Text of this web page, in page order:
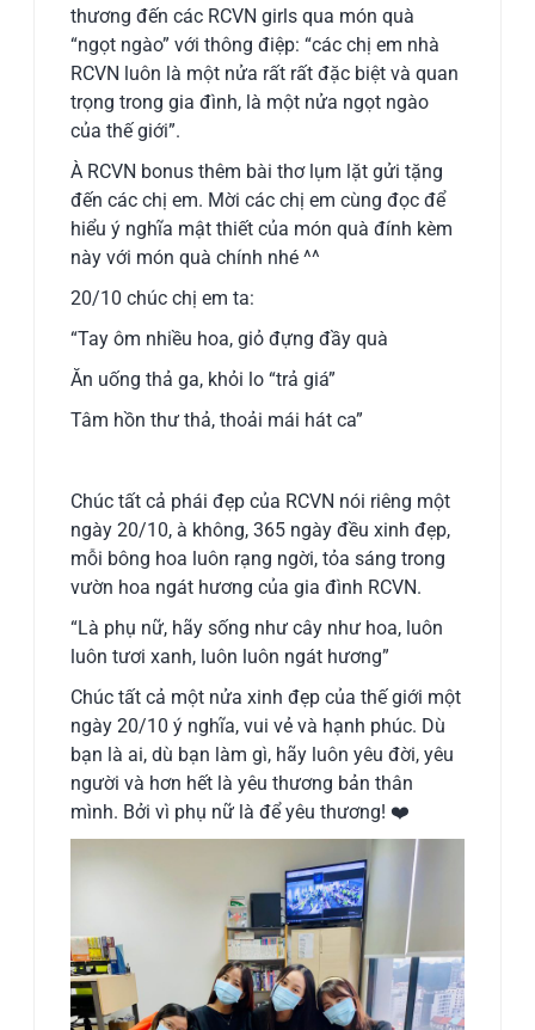
thương đến các RCVN girls qua món quà
“ngọt ngào” với thông điệp: “các chị em nhà
RCVN luôn là một nửa rất rất đặc biệt và quan
trọng trong gia đình, là một nửa ngọt ngào
của thế giới”.
À RCVN bonus thêm bài thơ lụm lặt gửi tặng
đến các chị em. Mời các chị em cùng đọc để
hiểu ý nghĩa mật thiết của món quà đính kèm
này với món quà chính nhé ^^
20/10 chúc chị em ta:
“Tay ôm nhiều hoa, giỏ đựng đầy quà
Ăn uống thả ga, khỏi lo “trả giá”
Tâm hồn thư thả, thoải mái hát ca”
Chúc tất cả phái đẹp của RCVN nói riêng một
ngày 20/10, à không, 365 ngày đều xinh đẹp,
mỗi bông hoa luôn rạng ngời, tỏa sáng trong
vườn hoa ngát hương của gia đình RCVN.
“Là phụ nữ, hãy sống như cây như hoa, luôn
luôn tươi xanh, luôn luôn ngát hương”
Chúc tất cả một nửa xinh đẹp của thế giới một
ngày 20/10 ý nghĩa, vui vẻ và hạnh phúc. Dù
bạn là ai, dù bạn làm gì, hãy luôn yêu đời, yêu
người và hơn hết là yêu thương bản thân
mình. Bởi vì phụ nữ là để yêu thương! ❤️